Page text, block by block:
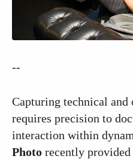
--
Capturing technical
requires precision to
interaction within
Photo recently